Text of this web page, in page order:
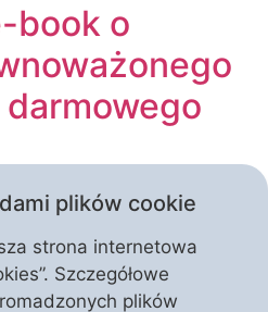
book o
plików cookie
strona internetowa
Szczegółowe
plików